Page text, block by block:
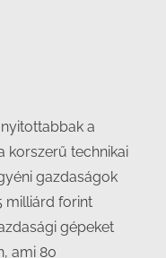
a
korszerű technikai
gazdaságok
milliárd forint
gépeket
ami 80